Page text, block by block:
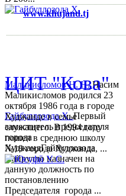
Гайбуллозода Х.Первый
заместитель председателя
города
ХуджандГайбуллозода
Хайрулло назначен на
данную должность по
постановлению
Председателя города ...
Маликисломов Н. Н.Насим
Маликисломов родился 23
октября 1986 года в городе
Худжанде в семье
служащего. В 1994 году
пошел в среднюю школу
№18 города Худжанда, ...
www.khujand.tj
ЦИТ "Кова"